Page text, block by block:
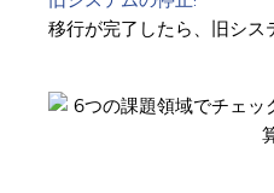
移行が完了したら、旧シス